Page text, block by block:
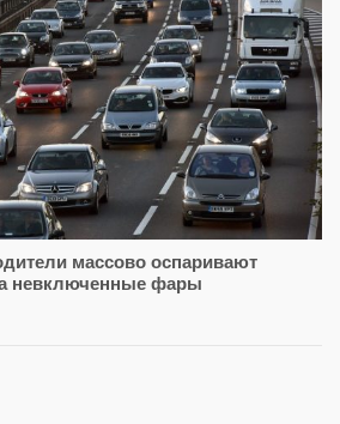
массово оспаривают
невключенные фары